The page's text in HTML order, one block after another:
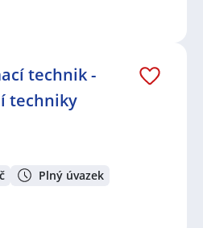
technik -
techniky
Plný úvazek